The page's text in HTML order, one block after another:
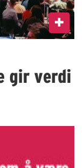
gir verdi